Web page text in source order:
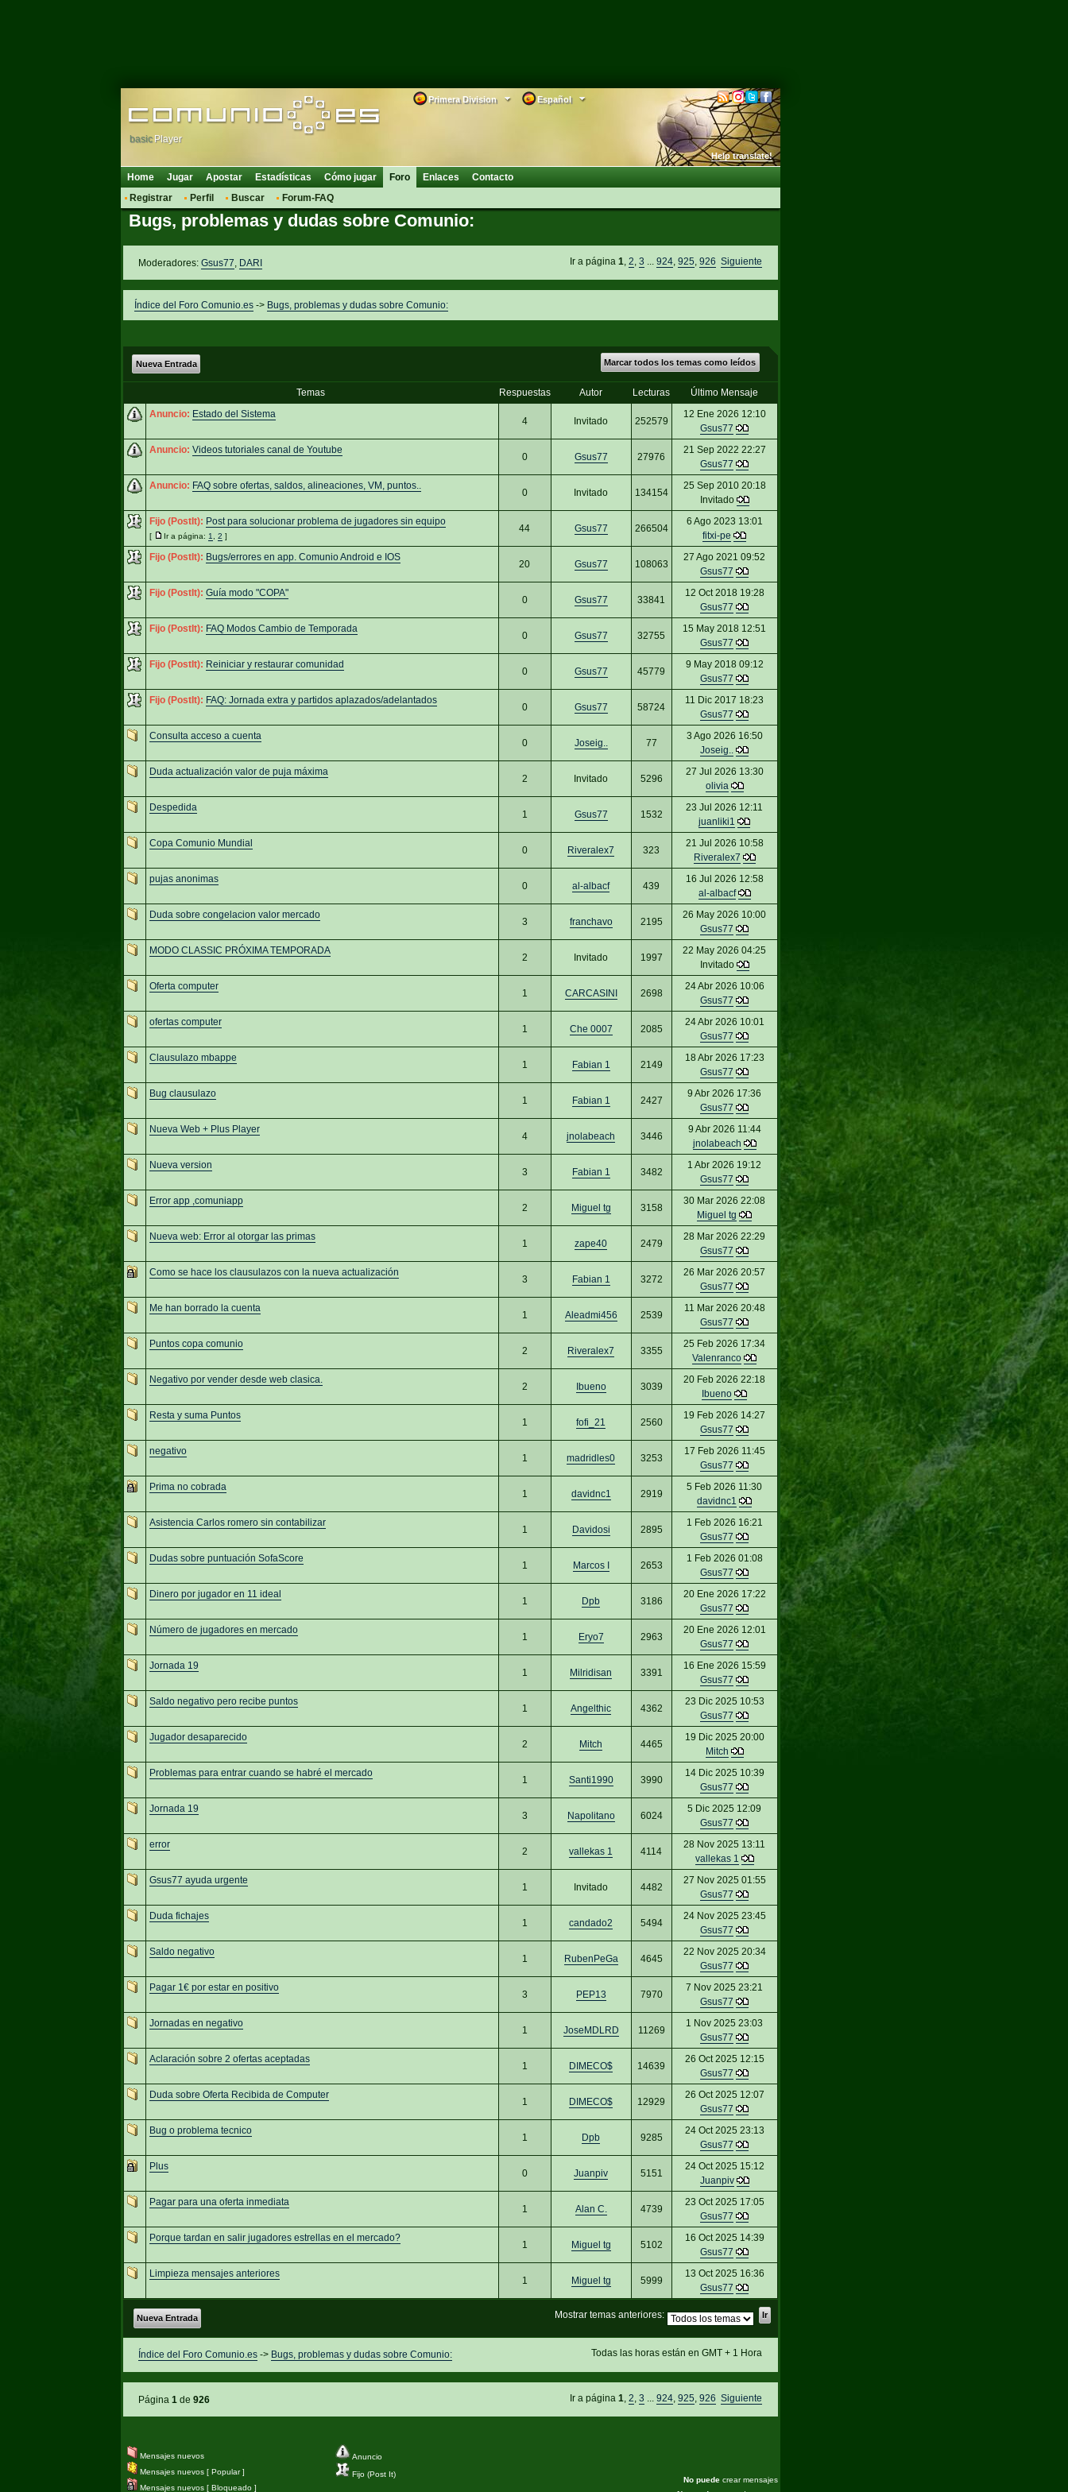
Español
Primera Division
Help translate!
basic Player
Home Jugar Apostar Estadísticas Cómo jugar
Foro
Registrar
Perfil Buscar Forum-FAQ
Enlaces Contacto
Bugs, problemas y dudas sobre Comunio:
Ir a página1 ,2 ,3 ...924 ,925 ,926 Siguiente
Moderadores: Gsus77 DARI
Índice del Foro Comunio.es-> Bugs, problemas y dudas sobre Comunio:
Marcar todos los temas como leídos
Nueva Entrada
Temas Respuestas Autor Lecturas
Último Mensaje
Anuncio: Estado del Sistema
4 Invitado 252579
12 Ene 2026 12:10
Gsus77
Anuncio: Videos tutoriales canal de Youtube
0 Gsus77 27976
21 Sep 2022 22:27
Gsus77
Anuncio: FAQ sobre ofertas, saldos, alineaciones, VM, puntos..
0 Invitado 134154
25 Sep 2010 20:18
Invitado
Fijo (PostIt): Post para solucionar problema de jugadores sin equipo
[ Ir a página: 1 2 ]
44 Gsus77 266504
6 Ago 2023 13:01
fitxi-pe
Fijo (PostIt): Bugs/errores en app. Comunio Android e IOS
20 Gsus77 108063
27 Ago 2021 09:52
Gsus77
Fijo (PostIt): Guía modo "COPA"
0 Gsus77 33841
12 Oct 2018 19:28
Gsus77
Fijo (PostIt): FAQ Modos Cambio de Temporada
0 Gsus77 32755
15 May 2018 12:51
Gsus77
Fijo (PostIt): Reiniciar y restaurar comunidad
0 Gsus77 45779
9 May 2018 09:12
Gsus77
Fijo (PostIt): FAQ: Jornada extra y partidos aplazados/adelantados
0 Gsus77 58724
11 Dic 2017 18:23
Gsus77
Consulta acceso a cuenta
0 Joseig.. 77
3 Ago 2026 16:50
Joseig..
Duda actualización valor de puja máxima
2 Invitado 5296
27 Jul 2026 13:30
olivia
Despedida
1 Gsus77 1532
23 Jul 2026 12:11
juanliki1
Copa Comunio Mundial
0 Riveralex7 323
21 Jul 2026 10:58
Riveralex7
pujas anonimas
0 al-albacf 439
16 Jul 2026 12:58
al-albacf
Duda sobre congelacion valor mercado
3 franchavo 2195
26 May 2026 10:00
Gsus77
MODO CLASSIC PRÓXIMA TEMPORADA
2 Invitado 1997
22 May 2026 04:25
Invitado
Oferta computer
1 CARCASINI 2698
24 Abr 2026 10:06
Gsus77
ofertas computer
1 Che 0007 2085
24 Abr 2026 10:01
Gsus77
Clausulazo mbappe
1 Fabian 1 2149
18 Abr 2026 17:23
Gsus77
Bug clausulazo
1 Fabian 1 2427
9 Abr 2026 17:36
Gsus77
Nueva Web + Plus Player
4 jnolabeach 3446
9 Abr 2026 11:44
jnolabeach
Nueva version
3 Fabian 1 3482
1 Abr 2026 19:12
Gsus77
Error app ,comuniapp
2 Miguel tg 3158
30 Mar 2026 22:08
Miguel tg
Nueva web: Error al otorgar las primas
1 zape40 2479
28 Mar 2026 22:29
Gsus77
Como se hace los clausulazos con la nueva actualización
3 Fabian 1 3272
26 Mar 2026 20:57
Gsus77
Me han borrado la cuenta
1 Aleadmi456 2539
11 Mar 2026 20:48
Gsus77
Puntos copa comunio
2 Riveralex7 3355
25 Feb 2026 17:34
Valenranco
Negativo por vender desde web clasica.
2 Ibueno 3039
20 Feb 2026 22:18
Ibueno
Resta y suma Puntos
1 fofi_21 2560
19 Feb 2026 14:27
Gsus77
negativo
1 madridles0 3253
17 Feb 2026 11:45
Gsus77
Prima no cobrada
1 davidnc1 2919
5 Feb 2026 11:30
davidnc1
Asistencia Carlos romero sin contabilizar
1 Davidosi 2895
1 Feb 2026 16:21
Gsus77
Dudas sobre puntuación SofaScore
1 Marcos I 2653
1 Feb 2026 01:08
Gsus77
Dinero por jugador en 11 ideal
1 Dpb 3186
20 Ene 2026 17:22
Gsus77
Número de jugadores en mercado
1 Eryo7 2963
20 Ene 2026 12:01
Gsus77
Jornada 19
1 Milridisan 3391
16 Ene 2026 15:59
Gsus77
Saldo negativo pero recibe puntos
1 Angelthic 4362
23 Dic 2025 10:53
Gsus77
Jugador desaparecido
2 Mitch 4465
19 Dic 2025 20:00
Mitch
Problemas para entrar cuando se habré el mercado
1 Santi1990 3990
14 Dic 2025 10:39
Gsus77
Jornada 19
3 Napolitano 6024
5 Dic 2025 12:09
Gsus77
error
2 vallekas 1 4114
28 Nov 2025 13:11
vallekas 1
Gsus77 ayuda urgente
1 Invitado 4482
27 Nov 2025 01:55
Gsus77
Duda fichajes
1 candado2 5494
24 Nov 2025 23:45
Gsus77
Saldo negativo
1 RubenPeGa 4645
22 Nov 2025 20:34
Gsus77
Pagar 1€ por estar en positivo
3 PEP13 7970
7 Nov 2025 23:21
Gsus77
Jornadas en negativo
1 JoseMDLRD 11269
1 Nov 2025 23:03
Gsus77
Aclaración sobre 2 ofertas aceptadas
1 DIMECO$ 14639
26 Oct 2025 12:15
Gsus77
Duda sobre Oferta Recibida de Computer
1 DIMECO$ 12929
26 Oct 2025 12:07
Gsus77
Bug o problema tecnico
1 Dpb 9285
24 Oct 2025 23:13
Gsus77
Plus
0 Juanpiv 5151
24 Oct 2025 15:12
Juanpiv
Pagar para una oferta inmediata
1 Alan C. 4739
23 Oct 2025 17:05
Gsus77
Porque tardan en salir jugadores estrellas en el mercado?
1 Miguel tg 5102
16 Oct 2025 14:39
Gsus77
Limpieza mensajes anteriores
1 Miguel tg 5999
13 Oct 2025 16:36
Gsus77
Mostrar temas anteriores:
Nueva Entrada
Todas las horas están en GMT + 1 Hora
Índice del Foro Comunio.es-> Bugs, problemas y dudas sobre Comunio:
Ir a página1 ,2 ,3 ...924 ,925 ,926 Siguiente
Página 1 de 926
Anuncio
Fijo (Post It)
Mensajes nuevos
Mensajes nuevos [ Popular ]
Mensajes nuevos [ Bloqueado ]
No puedecrear mensajes